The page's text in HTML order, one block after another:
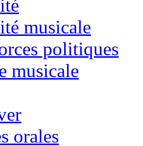
musicale
politiques
musicale
orales